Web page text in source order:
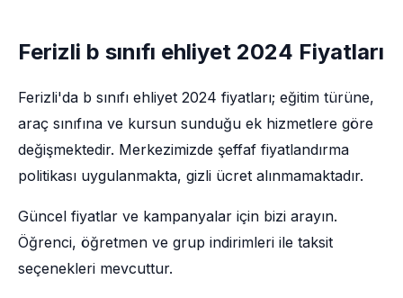
Ferizli b sınıfı ehliyet 2024 Fiyatları
Ferizli'da b sınıfı ehliyet 2024 fiyatları; eğitim türüne,
araç sınıfına ve kursun sunduğu ek hizmetlere göre
değişmektedir. Merkezimizde şeffaf fiyatlandırma
politikası uygulanmakta, gizli ücret alınmamaktadır.
Güncel fiyatlar ve kampanyalar için bizi arayın.
Öğrenci, öğretmen ve grup indirimleri ile taksit
seçenekleri mevcuttur.